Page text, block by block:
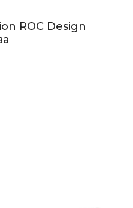
ROC Design